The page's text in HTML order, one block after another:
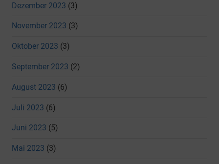
Dezember 2023 (3)
November 2023 (3)
Oktober 2023 (3)
September 2023 (2)
August 2023 (6)
Juli 2023 (6)
Juni 2023 (5)
Mai 2023 (3)